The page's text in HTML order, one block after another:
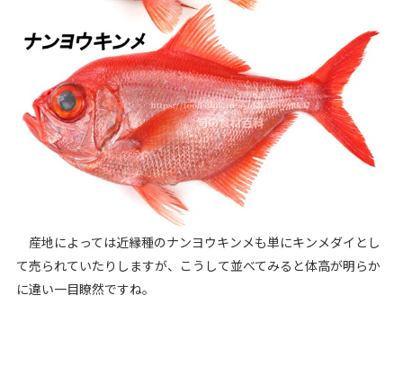
産地によっては近縁種のナンヨウキンメも単にキンメダイとし
て売られていたりしますが、こうして並べてみると体高が明らか
に違い一目瞭然ですね。